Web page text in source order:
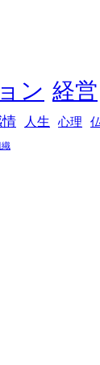
ン 経営
人生 心理